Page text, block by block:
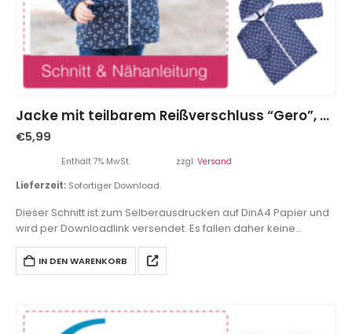
Jacke mit teilbarem Reißverschluss “Gero”, Gr. 62 – 104
€5,99
Enthält 7% MwSt. zzgl. Versand
Lieferzeit: Sofortiger Download.
Dieser Schnitt ist zum Selberausdrucken auf DinA4 Papier und
wird per Downloadlink versendet. Es fallen daher keine
Versandkosten an.
IN DEN WARENKORB